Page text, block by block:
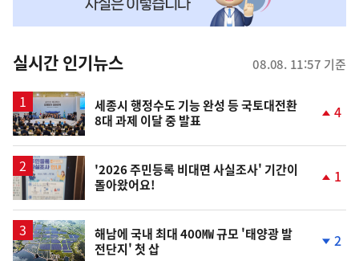
뉴
스
실시간 인기뉴스 08.08. 11:57 기준
세종시 행정수도 기능 완성 등 국토대전환
8대 과제 이달 중 발표
상
4
'2026 주민등록 비대면 사실조사' 기간이
돌아왔어요!
상
1
해남에 국내 최대 400㎿ 규모 '태양광 발
전단지' 첫 삽
2